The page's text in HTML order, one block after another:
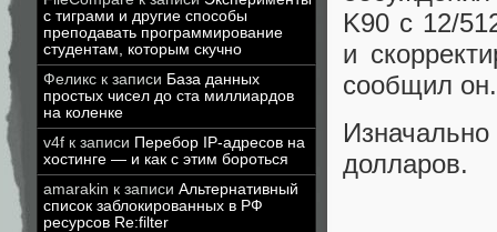
с тиграми и другие способы
преподавать программирование
студентам, которым скучно
Феликс к записи База данных
простых чисел до ста миллиардов
на коленке
v4f к записи Перебор IP-адресов на
хостинге — и как с этим бороться
amarakin к записи Альтернативный
список заблокированных в РФ
ресурсов Re:filter
K90 с 12/
и
сообщил он.
долларов.